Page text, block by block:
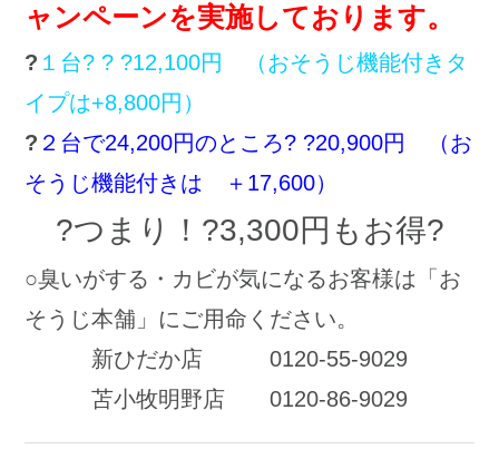
ャンペーンを実施しております。
? １台? ? ?12,100円 （おそうじ機能付きタ
イプは+8,800円）
? ２台で24,200円のところ? ?20,900円 （お
そうじ機能付きは ＋17,600）
?つまり！?3,300円もお得?
○臭いがする・カビが気になるお客様は「お
そうじ本舗」にご用命ください。
新ひだか店 0120-55-9029
苫小牧明野店 0120-86-9029